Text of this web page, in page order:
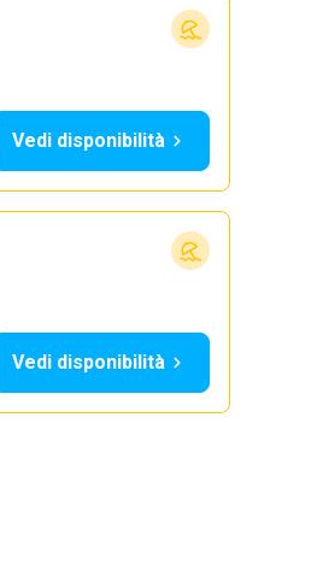
Vedi disponibilità
Vedi disponibilità